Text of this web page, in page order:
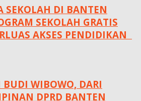
SEKOLAH DI BANTEN
SEKOLAH GRATIS
AKSES PENDIDIKAN
WIBOWO, DARI
DPRD BANTEN